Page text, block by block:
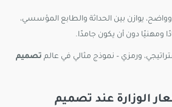
يوازن بين الحداثة والطابع المؤسسي،
ومهنيًا دون أن يكون جامدًا.
ورمزي – نموذج مثالي في عالم تصميم
الوزارة عند تصميم